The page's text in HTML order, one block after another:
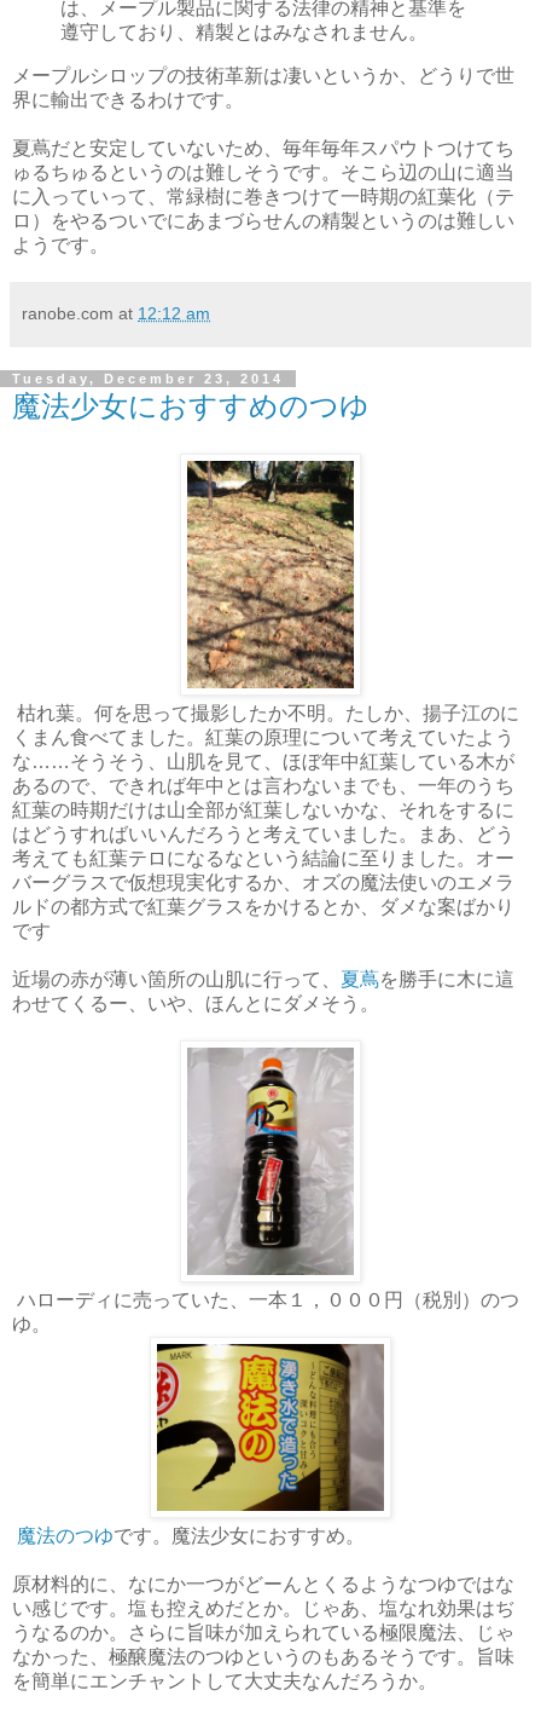
は、メープル製品に関する法律の精神と基準を
遵守しており、精製とはみなされません。
メープルシロップの技術革新は凄いというか、どうりで世
界に輸出できるわけです。
夏蔦だと安定していないため、毎年毎年スパウトつけてち
ゅるちゅるというのは難しそうです。そこら辺の山に適当
に入っていって、常緑樹に巻きつけて一時期の紅葉化（テ
ロ）をやるついでにあまづらせんの精製というのは難しい
ようです。
ranobe.com at 12:12 am
Tuesday, December 23, 2014
魔法少女におすすめのつゆ
枯れ葉。何を思って撮影したか不明。たしか、揚子江のに
くまん食べてました。紅葉の原理について考えていたよう
な……そうそう、山肌を見て、ほぼ年中紅葉している木が
あるので、できれば年中とは言わないまでも、一年のうち
紅葉の時期だけは山全部が紅葉しないかな、それをするに
はどうすればいいんだろうと考えていました。まあ、どう
考えても紅葉テロになるなという結論に至りました。オー
バーグラスで仮想現実化するか、オズの魔法使いのエメラ
ルドの都方式で紅葉グラスをかけるとか、ダメな案ばかり
です
近場の赤が薄い箇所の山肌に行って、 夏蔦を勝手に木に這
わせてくるー、いや、ほんとにダメそう。
ハローディに売っていた、一本１，０００円（税別）のつ
ゆ。
魔法のつゆです。魔法少女におすすめ。
原材料的に、なにか一つがどーんとくるようなつゆではな
い感じです。塩も控えめだとか。じゃあ、塩なれ効果はぢ
うなるのか。さらに旨味が加えられている極限魔法、じゃ
なかった、極醸魔法のつゆというのもあるそうです。旨味
を簡単にエンチャントして大丈夫なんだろうか。